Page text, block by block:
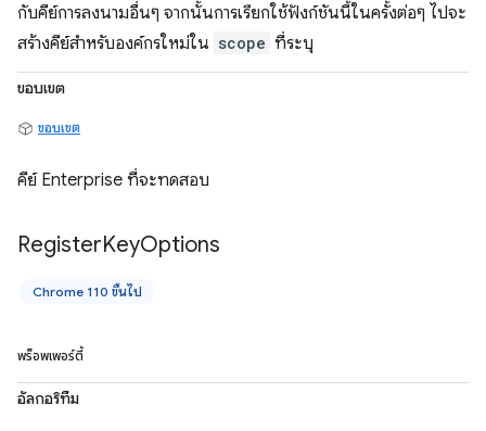
กับคีย์การลงนามอื่นๆ จากนั้นการเรียกใช้ฟังก์ชันนี้ในครั้งต่อๆ ไปจะ
สร้างคีย์สำหรับองค์กรใหม่ใน scope ที่ระบุ
ขอบเขต
ขอบเขต
คีย์ Enterprise ที่จะทดสอบ
RegisterKeyOptions
Chrome 110 ขึ้นไป
พร็อพเพอร์ตี้
อัลกอริทึม